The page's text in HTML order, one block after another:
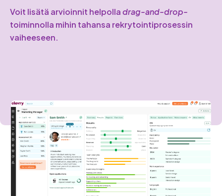
Voit lisätä arvioinnit helpolladrag-and-drop-
toiminnolla mihin tahansa rekrytointiprosessin
vaiheeseen.